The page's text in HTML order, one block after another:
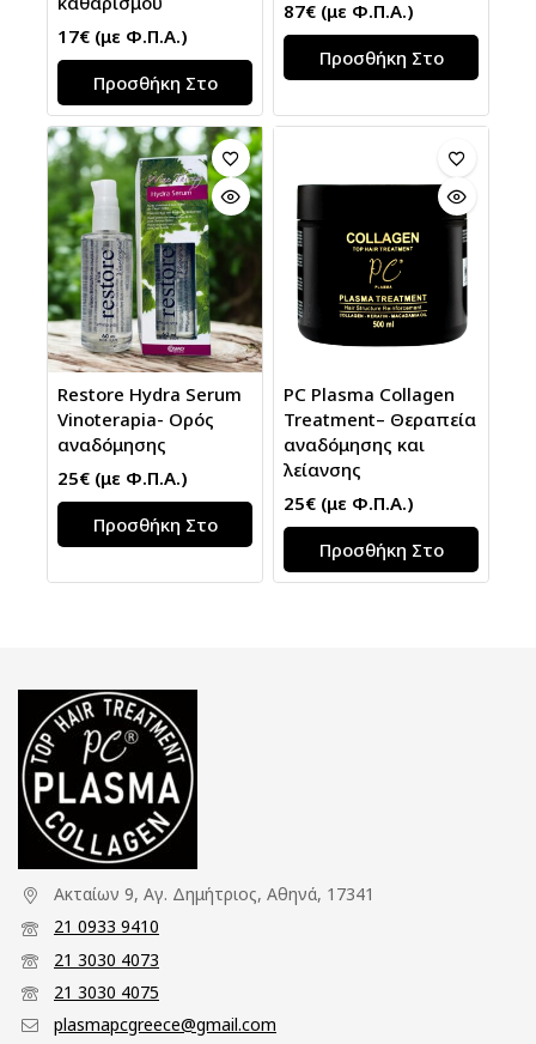
17€ (με Φ.Π.Α.)
Προσθήκη Στο
Καλάθι
87€ (με Φ.Π.Α.)
Προσθήκη Στο
Restore Hydra Serum
Vinoterapia- Ορός
αναδόμησης
25€ (με Φ.Π.Α.)
Προσθήκη Στο
PC Plasma Collagen
Treatment– Θεραπεία
αναδόμησης και
λείανσης
25€ (με Φ.Π.Α.)
Προσθήκη Στο
Καλάθι
Ακταίων 9, Αγ. Δημήτριος, Αθηνά, 17341
21 0933 9410
21 3030 4073
21 3030 4075
plasmapcgreece@gmail.com